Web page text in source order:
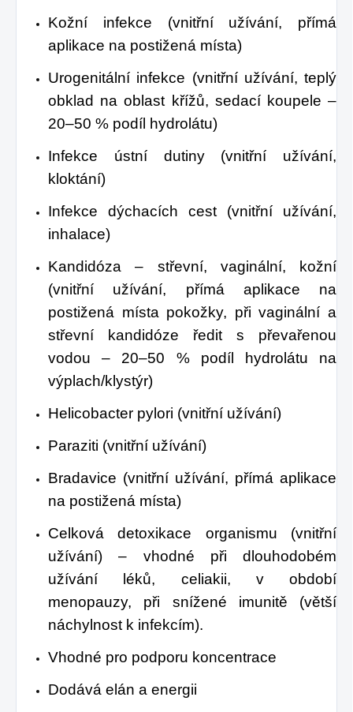
Kožní infekce (vnitřní užívání, přímá
aplikace na postižená místa)
Urogenitální infekce (vnitřní užívání, teplý
obklad na oblast křížů, sedací koupele –
20–50 % podíl hydrolátu)
Infekce ústní dutiny (vnitřní užívání,
kloktání)
Infekce dýchacích cest (vnitřní užívání,
inhalace)
Kandidóza – střevní, vaginální, kožní
(vnitřní užívání, přímá aplikace na
postižená místa pokožky, při vaginální a
střevní kandidóze ředit s převařenou
vodou – 20–50 % podíl hydrolátu na
výplach/klystýr)
Helicobacter pylori (vnitřní užívání)
Paraziti (vnitřní užívání)
Bradavice (vnitřní užívání, přímá aplikace
na postižená místa)
Celková detoxikace organismu (vnitřní
užívání) – vhodné při dlouhodobém
užívání léků, celiakii, v období
menopauzy, při snížené imunitě (větší
náchylnost k infekcím).
Vhodné pro podporu koncentrace
Dodává elán a energii